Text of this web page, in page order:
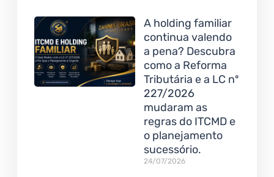
A holding familiar
continua valendo
a pena? Descubra
como a Reforma
Tributária e a LC nº
227/2026
mudaram as
regras do ITCMD e
o planejamento
sucessório.
24/07/2026